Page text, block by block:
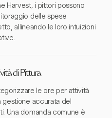
Harvest, i pittori possono
delle spese
allineando le loro intuizioni
di Pittura
le ore per attività
accurata del
Una domanda comune è